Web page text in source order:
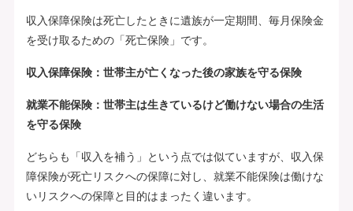
収入保障保険は死亡したときに遺族が一定期間、毎月保険金
を受け取るための「死亡保険」です。
収入保障保険：世帯主が亡くなった後の家族を守る保険
就業不能保険：世帯主は生きているけど働けない場合の生活
を守る保険
どちらも「収入を補う」という点では似ていますが、収入保
障保険が死亡リスクへの保障に対し、就業不能保険は働けな
いリスクへの保障と目的はまったく違います。